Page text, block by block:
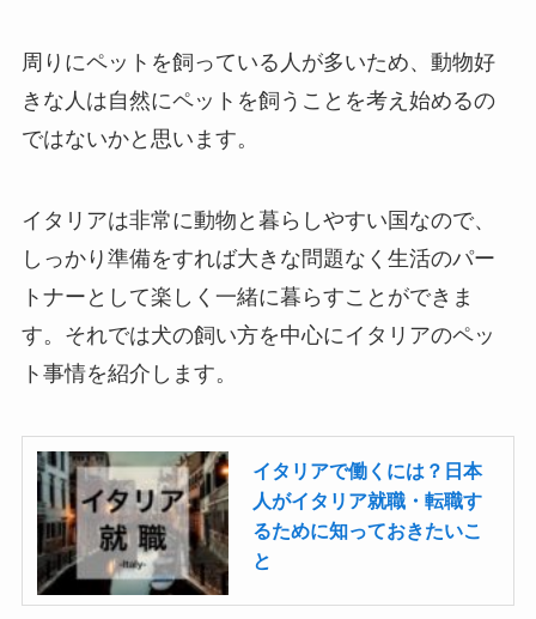
周りにペットを飼っている人が多いため、動物好
きな人は自然にペットを飼うことを考え始めるの
ではないかと思います。
イタリアは非常に動物と暮らしやすい国なので、
しっかり準備をすれば大きな問題なく生活のパー
トナーとして楽しく一緒に暮らすことができま
す。それでは犬の飼い方を中心にイタリアのペッ
ト事情を紹介します。
イタリアで働くには？日本
人がイタリア就職・転職す
るために知っておきたいこ
と